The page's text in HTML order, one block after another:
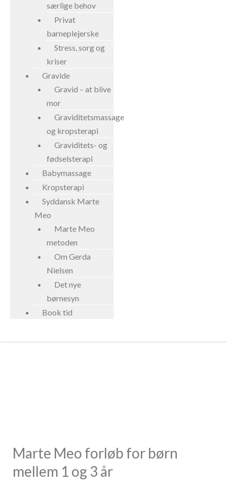
særlige behov
Privat
barneplejerske
Stress, sorg og
kriser
Gravide
Gravid – at blive
mor
Graviditetsmassage
og kropsterapi
Graviditets- og
fødselsterapi
Babymassage
Kropsterapi
Syddansk Marte
Meo
Marte Meo
metoden
Om Gerda
Nielsen
Det nye
børnesyn
Book tid
Marte Meo forløb for børn
mellem 1 og 3 år